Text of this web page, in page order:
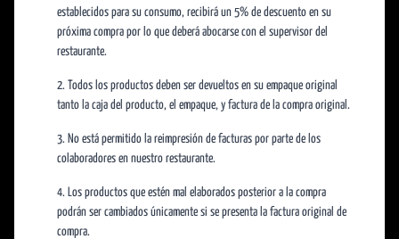
establecidos para su consumo, recibirá un 5% de descuento en su
próxima compra por lo que deberá abocarse con el supervisor del
restaurante.
Todos los productos deben ser devueltos en su empaque original
tanto la caja del producto, el empaque, y factura de la compra original.
No está permitido la reimpresión de facturas por parte de los
colaboradores en nuestro restaurante.
Los productos que estén mal elaborados posterior a la compra
podrán ser cambiados únicamente si se presenta la factura original de
compra.